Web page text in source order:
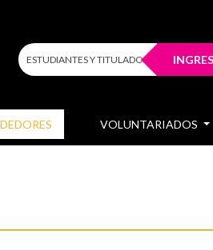
ESTUDIANTES Y TITULADOS
VOLUNTARIADOS